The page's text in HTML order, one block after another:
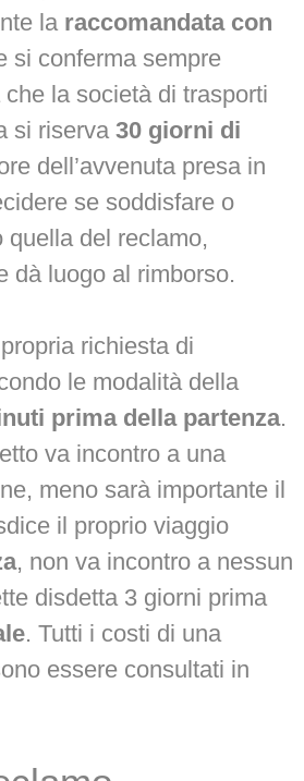
la raccomandata con
si conferma sempre
la società di trasporti
si riserva 30 giorni di
dell’avvenuta presa in
se soddisfare o
del reclamo,
dà luogo al rimborso.
richiesta di
le modalità della
prima della partenza.
va incontro a una
meno sarà importante il
il proprio viaggio
, non va incontro a nessun
disdetta 3 giorni prima
. Tutti i costi di una
essere consultati in